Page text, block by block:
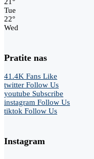
Tue
22°
Wed
Pratite nas
41.4K Fans Like
twitter Follow Us
youtube Subscribe
instagram Follow Us
tiktok Follow Us
Instagram